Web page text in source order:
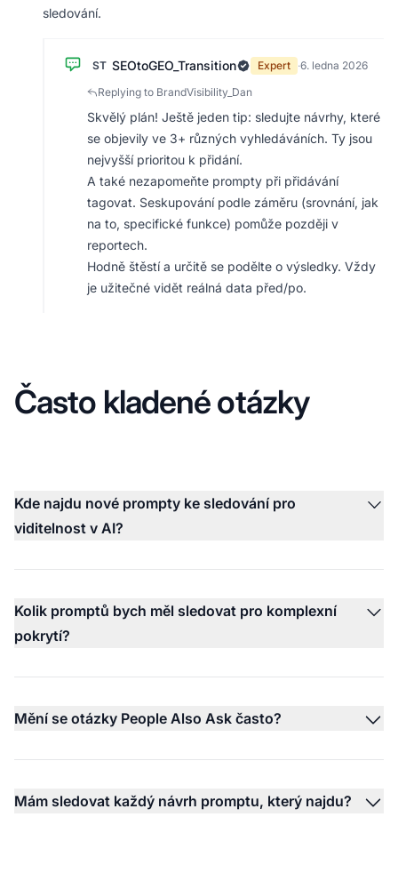
sledování.
ST SEOtoGEO_Transition Expert ·6. ledna 2026
Replying to BrandVisibility_Dan
Skvělý plán! Ještě jeden tip: sledujte návrhy, které
se objevily ve 3+ různých vyhledáváních. Ty jsou
nejvyšší prioritou k přidání.
A také nezapomeňte prompty při přidávání
tagovat. Seskupování podle záměru (srovnání, jak
na to, specifické funkce) pomůže později v
reportech.
Hodně štěstí a určitě se podělte o výsledky. Vždy
je užitečné vidět reálná data před/po.
Často kladené otázky
Kde najdu nové prompty ke sledování pro
viditelnost v AI?
Kolik promptů bych měl sledovat pro komplexní
pokrytí?
Mění se otázky People Also Ask často?
Mám sledovat každý návrh promptu, který najdu?